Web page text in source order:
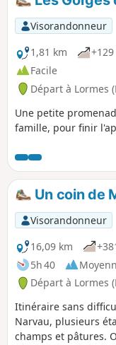
Visorandonneur
1,81 km
Facile
Départ à Lormes
Une petite
famille, pour finir
Un coin de
Visorandonneur
16,09 km
5h 40
Départ à Lormes
Itinéraire sans
Narvau, plusieurs
champs et pâtures.